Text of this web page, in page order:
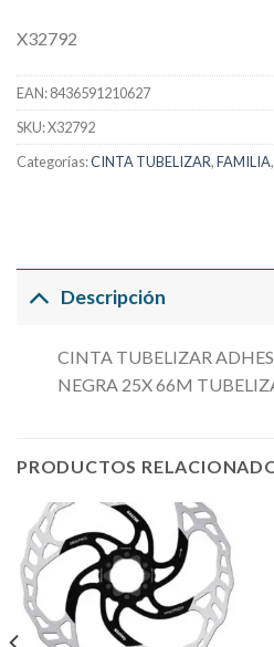
X32792
EAN:8436591210627
SKU:X32792
Categorías:CINTA TUBELIZAR,FAMILIA,
Descripción
CINTA TUBELIZAR
NEGRA 25X 66M
PRODUCTOS